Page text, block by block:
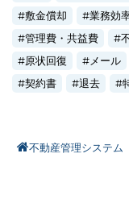
敷金償却
業務効
管理費・共益費
原状回復
メール
契約書
退去
不動産管理システム